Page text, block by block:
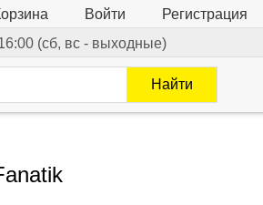
Войти
Регистрация
(сб, вс - выходные)
Найти